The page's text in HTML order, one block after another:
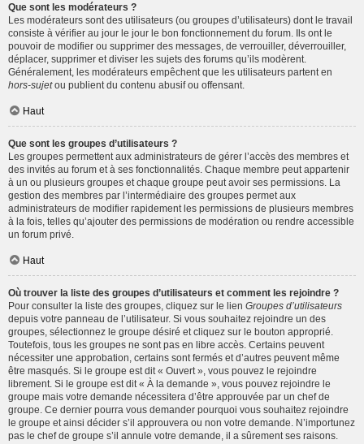
Que sont les modérateurs ?
Les modérateurs sont des utilisateurs (ou groupes d’utilisateurs) dont le travail
consiste à vérifier au jour le jour le bon fonctionnement du forum. Ils ont le
pouvoir de modifier ou supprimer des messages, de verrouiller, déverrouiller,
déplacer, supprimer et diviser les sujets des forums qu’ils modèrent.
Généralement, les modérateurs empêchent que les utilisateurs partent en
hors-sujetou publient du contenu abusif ou offensant.
Haut
Que sont les groupes d’utilisateurs ?
Les groupes permettent aux administrateurs de gérer l’accès des membres et
des invités au forum et à ses fonctionnalités. Chaque membre peut appartenir
à un ou plusieurs groupes et chaque groupe peut avoir ses permissions. La
gestion des membres par l’intermédiaire des groupes permet aux
administrateurs de modifier rapidement les permissions de plusieurs membres
à la fois, telles qu’ajouter des permissions de modération ou rendre accessible
un forum privé.
Haut
Où trouver la liste des groupes d’utilisateurs et comment les rejoindre ?
Pour consulter la liste des groupes, cliquez sur le lien Groupes d’utilisateurs
depuis votre panneau de l’utilisateur. Si vous souhaitez rejoindre un des
groupes, sélectionnez le groupe désiré et cliquez sur le bouton approprié.
Toutefois, tous les groupes ne sont pas en libre accès. Certains peuvent
nécessiter une approbation, certains sont fermés et d’autres peuvent même
être masqués. Si le groupe est dit « Ouvert », vous pouvez le rejoindre
librement. Si le groupe est dit « À la demande », vous pouvez rejoindre le
groupe mais votre demande nécessitera d’être approuvée par un chef de
groupe. Ce dernier pourra vous demander pourquoi vous souhaitez rejoindre
le groupe et ainsi décider s’il approuvera ou non votre demande. N’importunez
pas le chef de groupe s’il annule votre demande, il a sûrement ses raisons.